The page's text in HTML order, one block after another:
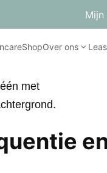
Mijn
ShopOver ons